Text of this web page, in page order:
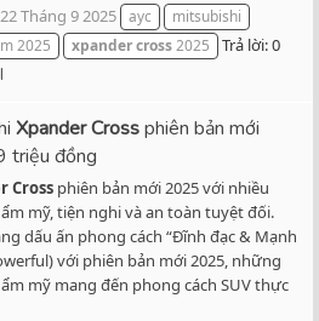
22 Tháng 9 2025 ayc
mitsubishi
2025 xpandercross2025
Trả lời: 0
XpanderCrossphiên bản mới
triệu đồng
Cross phiên bản mới 2025 với nhiều
mỹ, tiện nghi và an toàn tuyệt đối.
dấu ấn phong cách “Đĩnh đạc & Mạnh
với phiên bản mới 2025, những
mỹ mang đến phong cách SUV thực